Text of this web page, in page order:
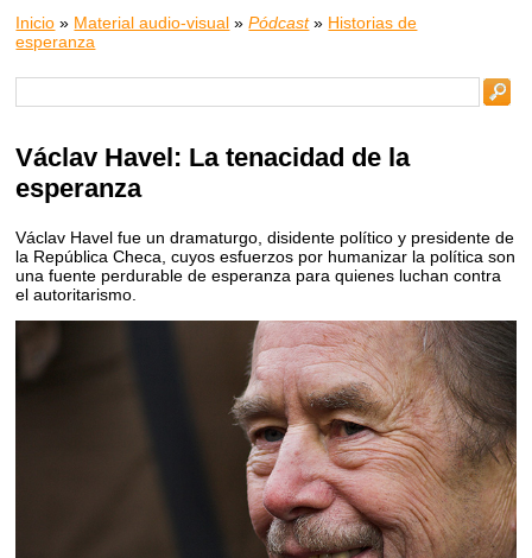
Inicio » Material audio-visual »Pódcast» Historias de
esperanza
Václav Havel: La tenacidad de la
esperanza
Václav Havel fue un dramaturgo, disidente político y presidente de
la República Checa, cuyos esfuerzos por humanizar la política son
una fuente perdurable de esperanza para quienes luchan contra
el autoritarismo.